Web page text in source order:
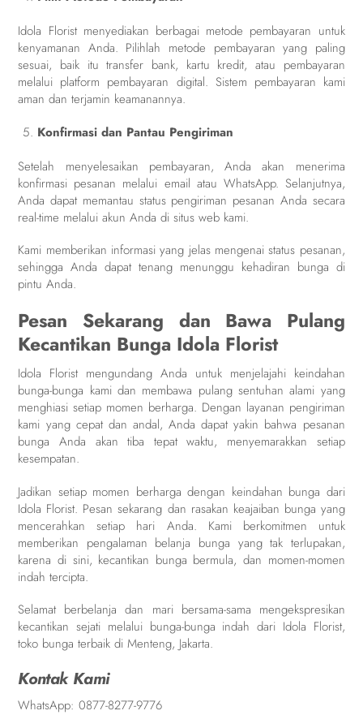
Idola Florist menyediakan berbagai metode pembayaran untuk
kenyamanan Anda. Pilihlah metode pembayaran yang paling
sesuai, baik itu transfer bank, kartu kredit, atau pembayaran
melalui platform pembayaran digital. Sistem pembayaran kami
aman dan terjamin keamanannya.
Konfirmasi dan Pantau Pengiriman
Setelah menyelesaikan pembayaran, Anda akan menerima
konfirmasi pesanan melalui email atau WhatsApp. Selanjutnya,
Anda dapat memantau status pengiriman pesanan Anda secara
real-time melalui akun Anda di situs web kami.
Kami memberikan informasi yang jelas mengenai status pesanan,
sehingga Anda dapat tenang menunggu kehadiran bunga di
pintu Anda.
Pesan Sekarang dan Bawa Pulang
Kecantikan Bunga Idola Florist
Idola Florist mengundang Anda untuk menjelajahi keindahan
bunga-bunga kami dan membawa pulang sentuhan alami yang
menghiasi setiap momen berharga. Dengan layanan pengiriman
kami yang cepat dan andal, Anda dapat yakin bahwa pesanan
bunga Anda akan tiba tepat waktu, menyemarakkan setiap
kesempatan.
Jadikan setiap momen berharga dengan keindahan bunga dari
Idola Florist. Pesan sekarang dan rasakan keajaiban bunga yang
mencerahkan setiap hari Anda. Kami berkomitmen untuk
memberikan pengalaman belanja bunga yang tak terlupakan,
karena di sini, kecantikan bunga bermula, dan momen-momen
indah tercipta.
Selamat berbelanja dan mari bersama-sama mengekspresikan
kecantikan sejati melalui bunga-bunga indah dari Idola Florist,
toko bunga terbaik di Menteng, Jakarta.
Kontak Kami
WhatsApp:0877-8277-9776